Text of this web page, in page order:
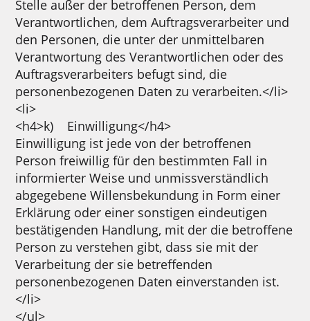
Stelle außer der betroffenen Person, dem
Verantwortlichen, dem Auftragsverarbeiter und
den Personen, die unter der unmittelbaren
Verantwortung des Verantwortlichen oder des
Auftragsverarbeiters befugt sind, die
personenbezogenen Daten zu verarbeiten.</li>
<li>
<h4>k) Einwilligung</h4>
Einwilligung ist jede von der betroffenen
Person freiwillig für den bestimmten Fall in
informierter Weise und unmissverständlich
abgegebene Willensbekundung in Form einer
Erklärung oder einer sonstigen eindeutigen
bestätigenden Handlung, mit der die betroffene
Person zu verstehen gibt, dass sie mit der
Verarbeitung der sie betreffenden
personenbezogenen Daten einverstanden ist.
</li>
</ul>